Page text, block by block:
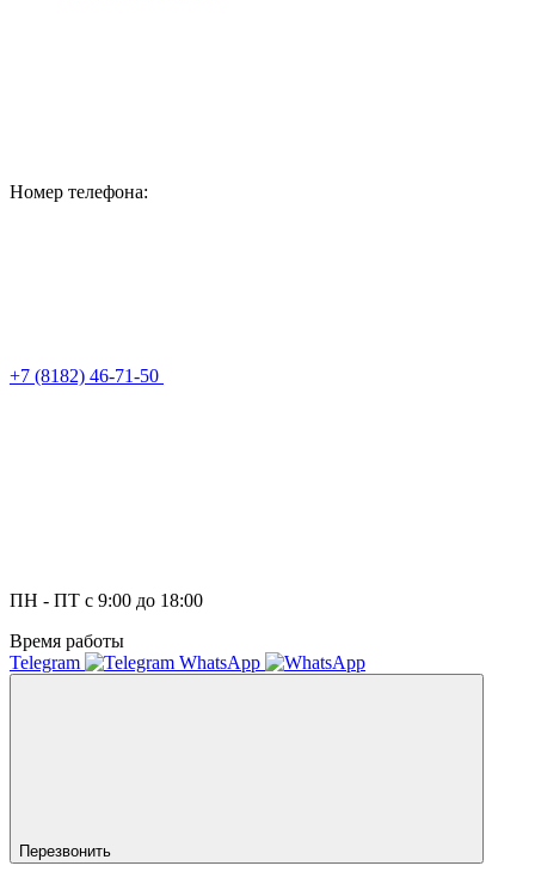
Номер телефона:
+7 (8182) 46-71-50
ПН - ПТ с 9:00 до 18:00
Время работы
Telegram
WhatsApp
Перезвонить